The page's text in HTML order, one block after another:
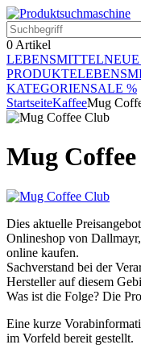
0 Artikel
LEBENSMITTEL
PRODUKTE
KATEGORIENSALE %
StartseiteKaffeeMug
Mug
Dies aktuelle
Onlineshop von
online kaufen.
Sachverstand bei der
Hersteller auf diesem
Was ist die Folge? Die
Eine kurze
im Vorfeld bereit gestellt.